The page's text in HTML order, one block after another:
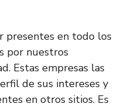
presentes en todo los
por nuestros
Estas empresas las
de sus intereses y
en otros sitios. Es